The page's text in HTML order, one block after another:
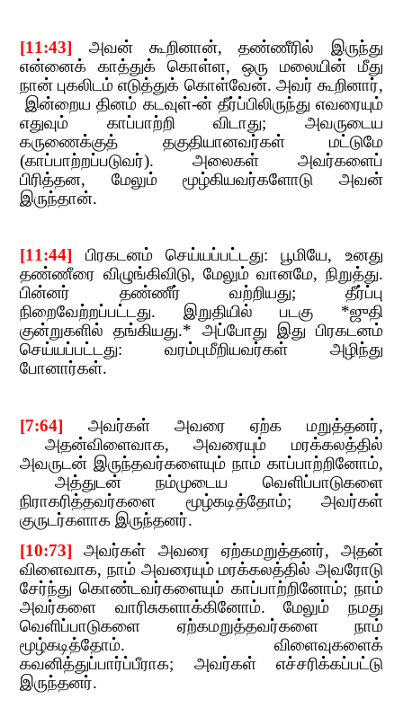
[11:43] அவன் கூறினான்,​​தண்ணீரில் இருந்து
என்னைக் காத்துக் கொள்ள,​​ ஒரு மலையின் மீது
நான் புகலிடம் எடுத்துக் கொள்வேன். அவர் கூறினார்,​​
இன்றைய தினம் கடவுள்-ன் தீர்ப்பிலிருந்து எவரையும்
எதுவும் காப்பாற்றி விடாது;​​ அவருடைய
கருணைக்குத் தகுதியானவர்கள் மட்டுமே
(காப்பாற்றப்படுவர்). அலைகள் அவர்களைப்
பிரித்தன,​​ மேலும் மூழ்கியவர்களோடு அவன்
இருந்தான்.
[11:44] பிரகடனம் செய்யப்பட்டது: பூமியே,​​ உனது
தண்ணீரை விழுங்கிவிடு,​​ மேலும் வானமே,​​ நிறுத்து.
பின்னர் தண்ணீர் வற்றியது;​​ தீர்ப்பு
நிறைவேற்றப்பட்டது. இறுதியில் படகு *ஜுதி
குன்றுகளில் தங்கியது.* அப்போது இது பிரகடனம்
செய்யப்பட்டது:​​ வரம்புமீறியவர்கள் அழிந்து
போனார்கள்.
[7:64] அவர்கள் அவரை ஏற்க மறுத்தனர்,​​
அதன்விளைவாக,​​அவரையும் மரக்கலத்தில்
அவருடன் இருந்தவர்களையும் நாம் காப்பாற்றினோம்,​​
அத்துடன் நம்முடைய வெளிப்பாடுகளை
நிராகரித்தவர்களை மூழ்கடித்தோம்;​​ அவர்கள்
குருடர்களாக இருந்தனர்.
[10:73] ​​அவர்கள் அவரை ஏற்கமறுத்தனர்,​​ அதன்
விளைவாக,​​ நாம் அவரையும் மரக்கலத்தில் அவரோடு
சேர்ந்து கொண்டவர்களையும் காப்பாற்றினோம்;​​ நாம்
அவர்களை வாரிசுகளாக்கினோம். மேலும் நமது
வெளிப்பாடுகளை ஏற்கமறுத்தவர்களை நாம்
மூழ்கடித்தோம். விளைவுகளைக்
கவனித்துப்பார்ப்பீராக;​​ அவர்கள்​​ எச்சரிக்கப்பட்டு
இருந்தனர்.